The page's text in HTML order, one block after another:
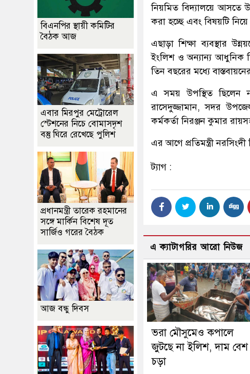
নিয়মিত বিদ্যালয়ে আসতে
করা হচ্ছে এবং বিষয়টি নিয়ে
এছাড়া শিক্ষা ব্যবস্থার
ইংলিশ ও অন্যান্য আধুনিক
তিন বছরের মধ্যে
এ সময় উপস্থিত ছিলেন
রাসেদুজ্জামান, সদর
কর্মকর্তা নিরঞ্জন কুমার
এর আগে প্রতিমন্ত্রী
ট্যাগ :
এ ক্যাটাগরির আরো নিউজ
ভরা মৌসুমেও কপালে
জুটছে না ইলিশ, দাম বেশ
চড়া
বিএনপির স্থায়ী কমিটির
বৈঠক আজ
এবার মিরপুর মেট্রোরেল
স্টেশনের নিচে বোমাসদৃশ
বস্তু ঘিরে রেখেছে পুলিশ
প্রধানমন্ত্রী তারেক রহমানের
সঙ্গে মার্কিন বিশেষ দূত
সার্জিও গরের বৈঠক
আজ বন্ধু দিবস